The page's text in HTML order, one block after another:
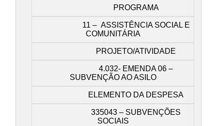
PROGRAMA
11 – ASSISTÊNCIA SOCIAL E
COMUNITÁRIA
PROJETO/ATIVIDADE
4.032- EMENDA 06 –
SUBVENÇÃO AO ASILO
ELEMENTO DA DESPESA
335043 – SUBVENÇÕES
SOCIAIS